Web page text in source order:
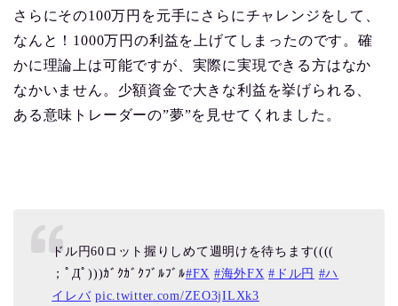
さらにその100万円を元手にさらにチャレンジをして、
なんと！1000万円の利益を上げてしまったのです。確
かに理論上は可能ですが、実際に実現できる方はなか
なかいません。少額資金で大きな利益を挙げられる、
ある意味トレーダーの”夢”を見せてくれました。
ドル円60ロット握りしめて週明けを待ちます((((
；ﾟДﾟ)))ｶﾞｸｶﾞｸﾌﾞﾙﾌﾞﾙ#FX #海外FX #ドル円 #ハ
イレバ pic.twitter.com/ZEO3jILXk3